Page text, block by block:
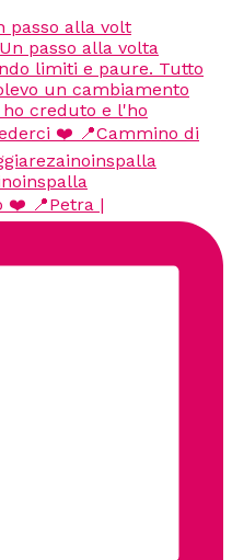
passo alla volt
❤️ 📍Petra |